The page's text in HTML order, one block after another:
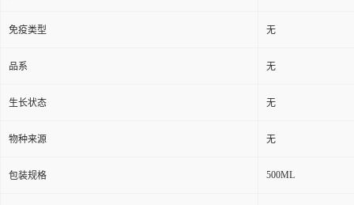
免疫类型 无
品系 无
生长状态 无
物种来源 无
包装规格 500ML